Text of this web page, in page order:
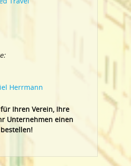
Herrmann
Ihren Verein, Ihre
Unternehmen einen